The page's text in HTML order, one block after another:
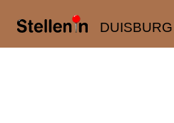
DUISBURG